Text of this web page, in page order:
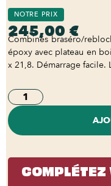
NOTRE PRIX
245,00 €
Combinés braséro/
époxy avec plateau en
x 21,8. Démarrage facile.